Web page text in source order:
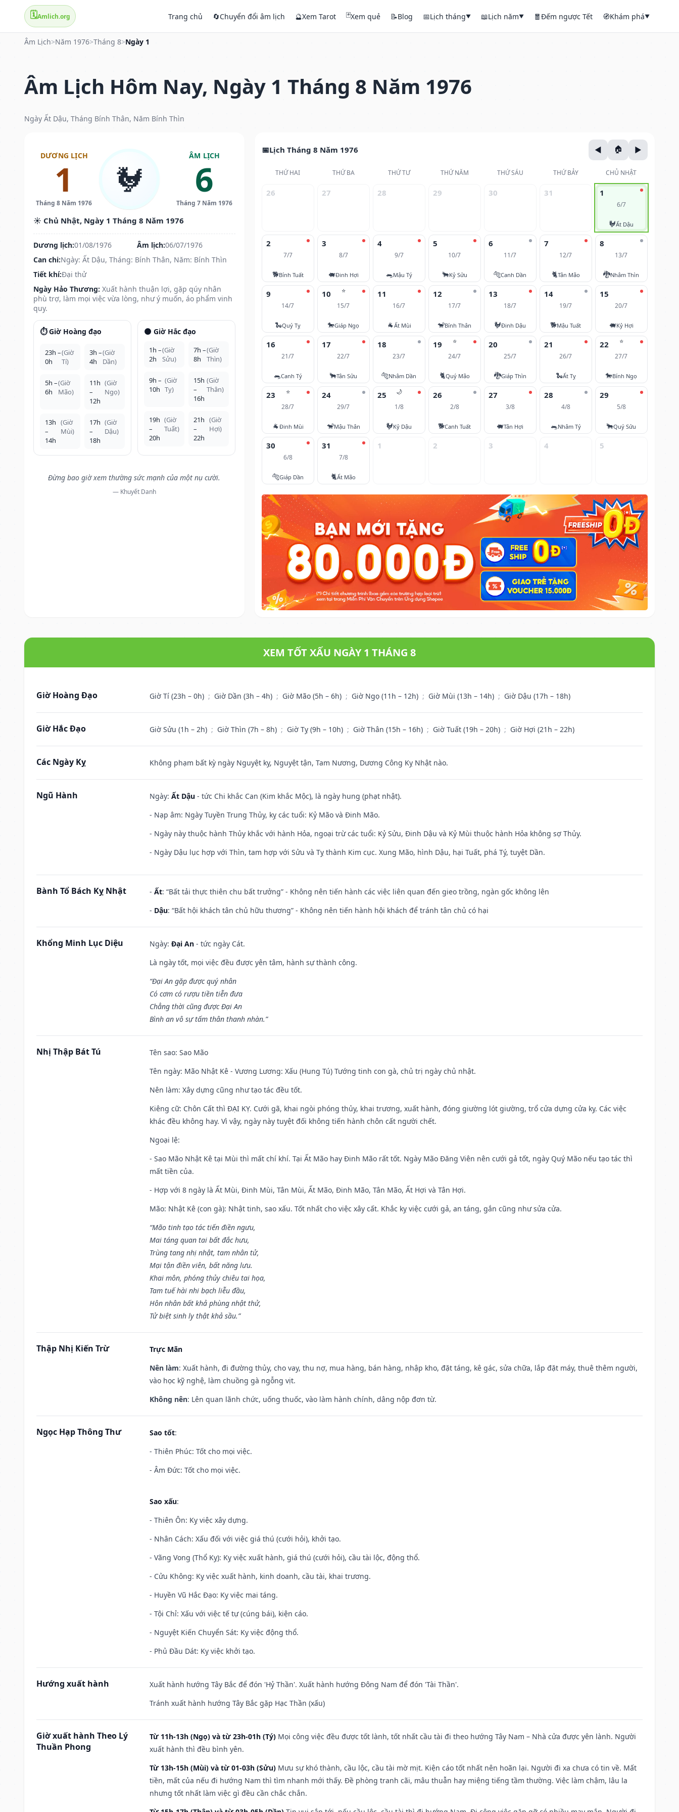
🗓️Amlich.org Trang chủ 🔄Chuyển đổi âm lịch 🔮Xem Tarot 🃏Xem quẻ 📝Blog 📅Lịch tháng▼ 📖Lịch năm▼ 🧧Đếm ngược Tết 🧭Khám phá▼
Âm Lịch>Năm 1976>Tháng 8>Ngày 1
Âm Lịch Hôm Nay, Ngày 1 Tháng 8 Năm 1976
Ngày Ất Dậu, Tháng Bính Thân, Năm Bính Thìn
DƯƠNG LỊCH
1
Tháng 8 Năm 1976
🐓
ÂM LỊCH
6
Tháng 7 Năm 1976
☀️ Chủ Nhật, Ngày 1 Tháng 8 Năm 1976
Dương lịch:01/08/1976 Âm lịch:06/07/1976
Can chi:Ngày: Ất Dậu, Tháng: Bính Thân, Năm: Bính Thìn
Tiết khí:Đại thử
Ngày Hảo Thương: Xuất hành thuận lợi, gặp qúy nhân
phù trợ, làm mọi việc vừa lòng, như ý muốn, áo phẩm vinh
quy.
⏱️ Giờ Hoàng đạo
23h –
0h
(Giờ
Tí)
3h –
4h
(Giờ
Dần)
5h –
6h
(Giờ
Mão)
11h
–
12h
(Giờ
Ngọ)
13h
–
14h
(Giờ
Mùi)
17h
–
18h
(Giờ
Dậu)
🌑 Giờ Hắc đạo
1h –
2h
(Giờ
Sửu)
7h –
8h
(Giờ
Thìn)
9h –
10h
(Giờ
Tỵ)
15h
–
16h
(Giờ
Thân)
19h
–
20h
(Giờ
Tuất)
21h
–
22h
(Giờ
Hợi)
Đừng bao giờ xem thường sức mạnh của một nụ cười.
— Khuyết Danh
Lịch Tháng 8 Năm 1976
THỨ HAI THỨ BA THỨ TƯ THỨ NĂM THỨ SÁU THỨ BẢY CHỦ NHẬT
26 27 28 29 30 31 1
6/7
🐓Ất Dậu
2
7/7
🐕Bính Tuất
3
8/7
🐖Đinh Hợi
4
9/7
🐀Mậu Tý
5
10/7
🐂Kỷ Sửu
6
11/7
🐅Canh Dần
7
12/7
🐈Tân Mão
8
13/7
🐉Nhâm Thìn
9
14/7
🐍Quý Tỵ
⭐
10
15/7
🐎Giáp Ngọ
11
16/7
🐐Ất Mùi
12
17/7
🐒Bính Thân
13
18/7
🐓Đinh Dậu
14
19/7
🐕Mậu Tuất
15
20/7
🐖Kỷ Hợi
16
21/7
🐀Canh Tý
17
22/7
🐂Tân Sửu
18
23/7
🐅Nhâm Dần
⭐
19
24/7
🐈Quý Mão
20
25/7
🐉Giáp Thìn
21
26/7
🐍Ất Tỵ
⭐
22
27/7
🐎Bính Ngọ
⭐
23
28/7
🐐Đinh Mùi
24
29/7
🐒Mậu Thân
🌙
25
1/8
🐓Kỷ Dậu
26
2/8
🐕Canh Tuất
27
3/8
🐖Tân Hợi
28
4/8
🐀Nhâm Tý
29
5/8
🐂Quý Sửu
30
6/8
🐅Giáp Dần
31
7/8
🐈Ất Mão
1 2 3 4 5
XEM TỐT XẤU NGÀY 1 THÁNG 8
Giờ Hoàng Đạo Giờ Tí (23h – 0h) ; Giờ Dần (3h – 4h) ; Giờ Mão (5h – 6h) ; Giờ Ngọ (11h – 12h) ; Giờ Mùi (13h – 14h) ; Giờ Dậu (17h – 18h)
Giờ Hắc Đạo Giờ Sửu (1h – 2h) ; Giờ Thìn (7h – 8h) ; Giờ Tỵ (9h – 10h) ; Giờ Thân (15h – 16h) ; Giờ Tuất (19h – 20h) ; Giờ Hợi (21h – 22h)
Các Ngày Kỵ Không phạm bất kỳ ngày Nguyệt kỵ, Nguyệt tận, Tam Nương, Dương Công Kỵ Nhật nào.
Ngũ Hành Ngày: Ất Dậu - tức Chi khắc Can (Kim khắc Mộc), là ngày hung (phạt nhật).
- Nạp âm: Ngày Tuyền Trung Thủy, kỵ các tuổi: Kỷ Mão và Đinh Mão.
- Ngày này thuộc hành Thủy khắc với hành Hỏa, ngoại trừ các tuổi: Kỷ Sửu, Đinh Dậu và Kỷ Mùi thuộc hành Hỏa không sợ Thủy.
- Ngày Dậu lục hợp với Thìn, tam hợp với Sửu và Tỵ thành Kim cục. Xung Mão, hình Dậu, hại Tuất, phá Tý, tuyệt Dần.
Bành Tổ Bách Kỵ Nhật - Ất: “Bất tải thực thiên chu bất trưởng” - Không nên tiến hành các việc liên quan đến gieo trồng, ngàn gốc không lên
- Dậu: “Bất hội khách tân chủ hữu thương” - Không nên tiến hành hội khách để tránh tân chủ có hại
Khổng Minh Lục Diệu Ngày: Đại An - tức ngày Cát.
Là ngày tốt, mọi việc đều được yên tâm, hành sự thành công.
“Đại An gặp được quý nhân
Có cơm có rượu tiền tiễn đưa
Chẳng thời cũng được Đại An
Bình an vô sự tấm thân thanh nhàn.”
Nhị Thập Bát Tú Tên sao: Sao Mão
Tên ngày: Mão Nhật Kê - Vương Lương: Xấu (Hung Tú) Tướng tinh con gà, chủ trị ngày chủ nhật.
Nên làm: Xây dựng cũng như tạo tác đều tốt.
Kiêng cữ: Chôn Cất thì ĐẠI KỴ. Cưới gã, khai ngòi phóng thủy, khai trương, xuất hành, đóng giường lót giường, trổ cửa dựng cửa kỵ. Các việc
khác đều không hay. Vì vậy, ngày này tuyệt đối không tiến hành chôn cất người chết.
Ngoại lệ:
- Sao Mão Nhật Kê tại Mùi thì mất chí khí. Tại Ất Mão hay Đinh Mão rất tốt. Ngày Mão Đăng Viên nên cưới gả tốt, ngày Quý Mão nếu tạo tác thì
mất tiền của.
- Hợp với 8 ngày là Ất Mùi, Đinh Mùi, Tân Mùi, Ất Mão, Đinh Mão, Tân Mão, Ất Hợi và Tân Hợi.
Mão: Nhật Kê (con gà): Nhật tinh, sao xấu. Tốt nhất cho việc xây cất. Khắc kỵ việc cưới gả, an táng, gắn cũng như sửa cửa.
“Mão tinh tạo tác tiến điền ngưu,
Mai táng quan tai bất đắc hưu,
Trùng tang nhị nhật, tam nhân tử,
Mại tận điền viên, bất năng lưu.
Khai môn, phóng thủy chiêu tai họa,
Tam tuế hài nhi bạch liễu đầu,
Hôn nhân bất khả phùng nhật thử,
Tử biệt sinh ly thật khả sầu.”
Thập Nhị Kiến Trừ
Trực Mãn
Nên làm: Xuất hành, đi đường thủy, cho vay, thu nợ, mua hàng, bán hàng, nhập kho, đặt táng, kê gác, sửa chữa, lắp đặt máy, thuê thêm người,
vào học kỹ nghệ, làm chuồng gà ngỗng vịt.
Không nên: Lên quan lãnh chức, uống thuốc, vào làm hành chính, dâng nộp đơn từ.
Ngọc Hạp Thông Thư Sao tốt:
- Thiên Phúc: Tốt cho mọi việc.
- Âm Đức: Tốt cho mọi việc.
Sao xấu:
- Thiên Ôn: Kỵ việc xây dựng.
- Nhân Cách: Xấu đối với việc giá thú (cưới hỏi), khởi tạo.
- Vãng Vong (Thổ Kỵ): Kỵ việc xuất hành, giá thú (cưới hỏi), cầu tài lộc, động thổ.
- Cửu Không: Kỵ việc xuất hành, kinh doanh, cầu tài, khai trương.
- Huyền Vũ Hắc Đạo: Kỵ việc mai táng.
- Tội Chỉ: Xấu với việc tế tự (cúng bái), kiện cáo.
- Nguyệt Kiến Chuyển Sát: Kỵ việc động thổ.
- Phủ Đầu Dát: Kỵ việc khởi tạo.
Hướng xuất hành
Xuất hành hướng Tây Bắc để đón 'Hỷ Thần'. Xuất hành hướng Đông Nam để đón 'Tài Thần'.
Tránh xuất hành hướng Tây Bắc gặp Hạc Thần (xấu)
Giờ xuất hành Theo Lý
Thuần Phong
Từ 11h-13h (Ngọ) và từ 23h-01h (Tý) Mọi công việc đều được tốt lành, tốt nhất cầu tài đi theo hướng Tây Nam – Nhà cửa được yên lành. Người
xuất hành thì đều bình yên.
Từ 13h-15h (Mùi) và từ 01-03h (Sửu) Mưu sự khó thành, cầu lộc, cầu tài mờ mịt. Kiện cáo tốt nhất nên hoãn lại. Người đi xa chưa có tin về. Mất
tiền, mất của nếu đi hướng Nam thì tìm nhanh mới thấy. Đề phòng tranh cãi, mâu thuẫn hay miệng tiếng tầm thường. Việc làm chậm, lâu la
nhưng tốt nhất làm việc gì đều cần chắc chắn.